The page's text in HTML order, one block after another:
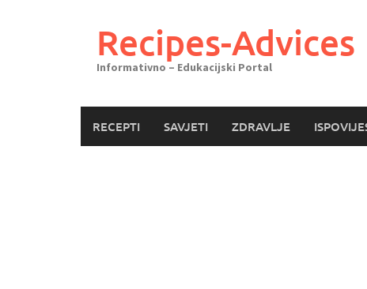
Recipes-Advices
Informativno – Edukacijski Portal
RECEPTI SAVJETI ZDRAVLJE